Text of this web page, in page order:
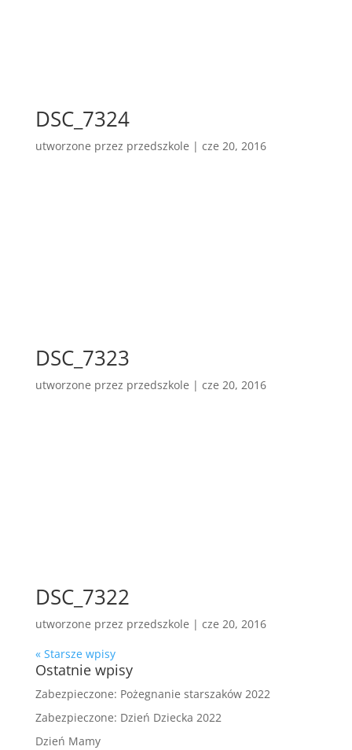
DSC_7324
utworzone przez przedszkole | cze 20, 2016
DSC_7323
utworzone przez przedszkole | cze 20, 2016
DSC_7322
utworzone przez przedszkole | cze 20, 2016
« Starsze wpisy
Ostatnie wpisy
Zabezpieczone: Pożegnanie starszaków 2022
Zabezpieczone: Dzień Dziecka 2022
Dzień Mamy